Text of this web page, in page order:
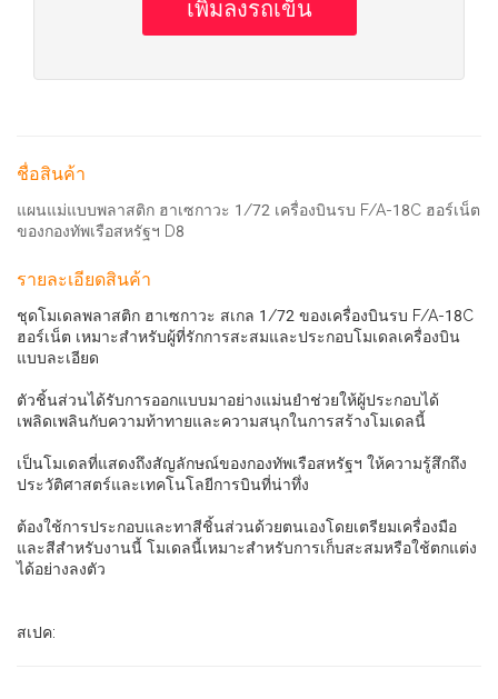
ชื่อสินค้า
แผนแม่แบบพลาสติก ฮาเซกาวะ 1/72 เครื่องบินรบ F/A-18C ฮอร์เน็ต
ของกองทัพเรือสหรัฐฯ D8
รายละเอียดสินค้า
ชุดโมเดลพลาสติก ฮาเซกาวะ สเกล 1/72 ของเครื่องบินรบ F/A-18C
ฮอร์เน็ต เหมาะสำหรับผู้ที่รักการสะสมและประกอบโมเดลเครื่องบิน
แบบละเอียด
ตัวชิ้นส่วนได้รับการออกแบบมาอย่างแม่นยำช่วยให้ผู้ประกอบได้
เพลิดเพลินกับความท้าทายและความสนุกในการสร้างโมเดลนี้
เป็นโมเดลที่แสดงถึงสัญลักษณ์ของกองทัพเรือสหรัฐฯ ให้ความรู้สึกถึง
ประวัติศาสตร์และเทคโนโลยีการบินที่น่าทึ่ง
ต้องใช้การประกอบและทาสีชิ้นส่วนด้วยตนเองโดยเตรียมเครื่องมือ
และสีสำหรับงานนี้ โมเดลนี้เหมาะสำหรับการเก็บสะสมหรือใช้ตกแต่ง
ได้อย่างลงตัว
สเปค: